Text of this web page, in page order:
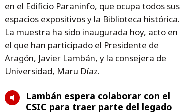
en el Edificio Paraninfo, que ocupa todos sus
espacios expositivos y la Biblioteca histórica.
La muestra ha sido inaugurada hoy, acto en
el que han participado el Presidente de
Aragón, Javier Lambán, y la consejera de
Universidad, Maru Díaz.
Lambán espera colaborar con el
CSIC para traer parte del legado